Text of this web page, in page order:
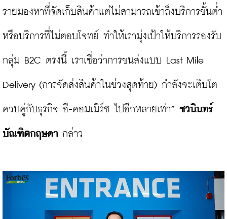
รายมองหาที่จัดเก็บสินค้าแต่ไม่สามารถเข้าถึงบริการขั้นต่ำ
หรือบริการที่ไม่ตอบโจทย์ ทำให้เรามุ่งเป้าให้บริการรองรับ
กลุ่ม B2C ตรงนี้ เราเชื่อว่าการขนส่งแบบ Last Mile
Delivery (การจัดส่งสินค้าในช่วงสุดท้าย) กำลังจะเติบโต
ควบคู่กับธุรกิจ อี-คอมเมิร์ซ ไปอีกหลายเท่า” ชวนินทร์
บัณฑิตกฤษดา กล่าว